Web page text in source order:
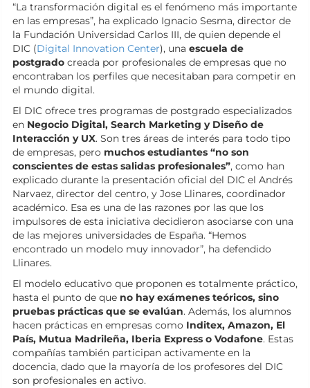
“La transformación digital es el fenómeno más importante
en las empresas”, ha explicado Ignacio Sesma, director de
la Fundación Universidad Carlos III, de quien depende el
DIC (Digital Innovation Center), una escuela de
postgrado creada por profesionales de empresas que no
encontraban los perfiles que necesitaban para competir en
el mundo digital.
El DIC ofrece tres programas de postgrado especializados
en Negocio Digital, Search Marketing y Diseño de
Interacción y UX. Son tres áreas de interés para todo tipo
de empresas, pero muchos estudiantes “no son
conscientes de estas salidas profesionales”, como han
explicado durante la presentación oficial del DIC el Andrés
Narvaez, director del centro, y Jose Llinares, coordinador
académico. Esa es una de las razones por las que los
impulsores de esta iniciativa decidieron asociarse con una
de las mejores universidades de España. “Hemos
encontrado un modelo muy innovador”, ha defendido
Llinares.
El modelo educativo que proponen es totalmente práctico,
hasta el punto de que no hay exámenes teóricos, sino
pruebas prácticas que se evalúan. Además, los alumnos
hacen prácticas en empresas como Inditex, Amazon, El
País, Mutua Madrileña, Iberia Express o Vodafone. Estas
compañías también participan activamente en la
docencia, dado que la mayoría de los profesores del DIC
son profesionales en activo.